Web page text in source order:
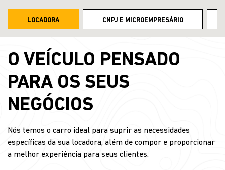
CNPJ E MICROEMPRESÁRIO
LOCADORA
O VEÍCULO PENSADO
PARA OS SEUS
NEGÓCIOS
Nós temos o carro ideal para suprir as necessidades
específicas da sua locadora, além de compor e proporcionar
a melhor experiência para seus clientes.